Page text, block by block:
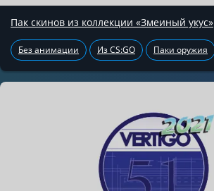
Пак скинов из коллекции «Змеиный укус»
Без анимации Из CS:GO Паки оружия